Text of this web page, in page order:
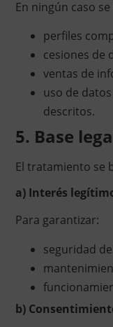
En ningún caso
perfiles
cesiones de
ventas de
uso de
descritos.
5. Base
El tratamiento se
a) Interés
Para garantizar:
seguridad
b)